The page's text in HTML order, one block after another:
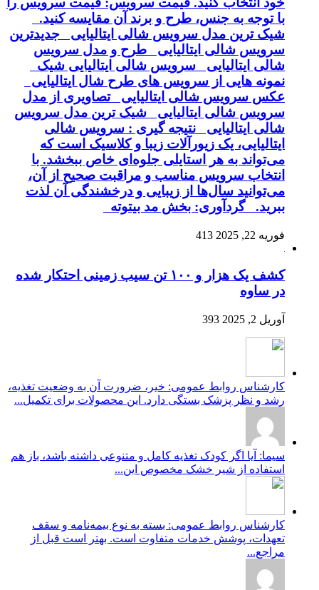
با توجه به جنس، طرح و برند آن مقایسه کنید.
شیک ترین مدل سرویس شالی ایتالیایی جدیدترین
سرویس شالی ایتالیایی طرح و مدل سرویس
شالی ایتالیایی سرویس شالی ایتالیایی شیک
نمونه هایی از سرویس های طرح شال ایتالیایی
عکس سرویس شالی ایتالیایی تصاویری از مدل
سرویس شالی ایتالیایی شیک ترین مدل سرویس
شالی ایتالیایی نتیجه گیری : سرویس شالی
ایتالیایی، یک زیورآلات زیبا و کلاسیک است که
می‌تواند به هر استایلی جلوه‌ای خاص ببخشد. با
انتخاب سرویس مناسب و مراقبت صحیح از آن،
می‌توانید سال‌ها از زیبایی و درخشندگی آن لذت
ببرید. گردآوری: بخش مد بیتوته
فوریه 22, 2025 413
کشف یک هزار و ۱۰۰ تن سیب زمینی احتکار شده
در ساوه
آوریل 2, 2025 393
کارشناس روابط عمومی: خیر، ضرورت آن به وضعیت تغذیه،
رشد و نظر پزشک بستگی دارد. این محصولات برای تکمیل...
سیما: آیا اگر کودک تغذیه کامل و متنوعی داشته باشد، باز هم
استفاده از شیر خشک مخصوص این...
کارشناس روابط عمومی: بسته به نوع بیمه‌نامه و سقف
تعهدات، پوشش خدمات متفاوت است. بهتر است قبل از
مراجع...